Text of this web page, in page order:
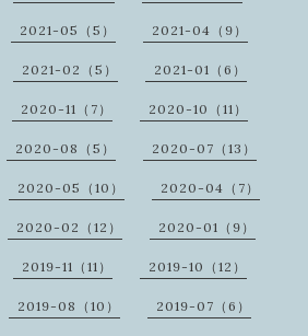
2021-05（5） 2021-04（9）
2021-02（5） 2021-01（6）
2020-11（7） 2020-10（11）
2020-08（5） 2020-07（13）
2020-05（10） 2020-04（7）
2020-02（12） 2020-01（9）
2019-11（11） 2019-10（12）
2019-08（10） 2019-07（6）